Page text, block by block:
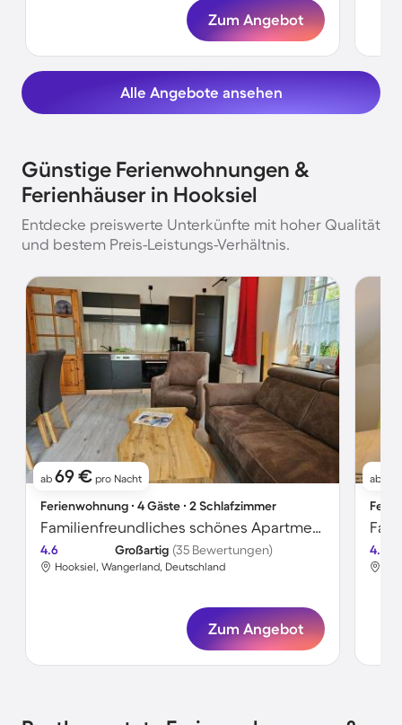
Zum Angebot
Alle Angebote ansehen
Günstige Ferienwohnungen &
Ferienhäuser in Hooksiel
Entdecke preiswerte Unterkünfte mit hoher Qualität
und bestem Preis-Leistungs-Verhältnis.
ab 69 € pro Nacht
Ferienwohnung ∙ 4 Gäste ∙ 2 Schlafzimmer
Familienfreundliches schönes Apartment mit Terrasse und Garten | Haustiere sind willkommen
4.6 Großartig (35 Bewertungen)
Hooksiel, Wangerland, Deutschland
Zum Angebot
ab
4.7